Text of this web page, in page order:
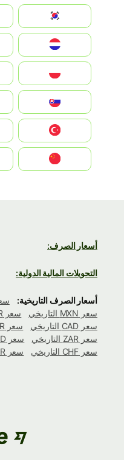
أسعار الصرف:
التحويلات المالية الدولية:
أسعار الصرف التاريخية: سعر AUD التاريخي
سعر MXN التاريخي
سعر EUR التاريخي
سعر CAD التاريخي
سعر INR التاريخي
سعر ZAR التاريخي
سعر SGD التاريخي
سعر CHF التاريخي
سعر IDR التاريخي